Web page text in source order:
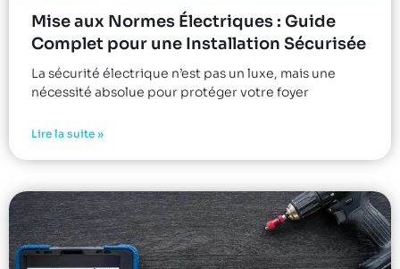
Mise aux Normes Électriques : Guide
Complet pour une Installation Sécurisée
La sécurité électrique n’est pas un luxe, mais une
nécessité absolue pour protéger votre foyer
Lire la suite »